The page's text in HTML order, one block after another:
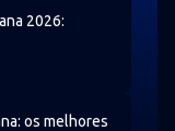
2026:
os melhores